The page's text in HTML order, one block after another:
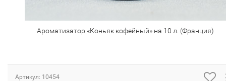
Ароматизатор «Коньяк кофейный» на 10 л. (Франция)
Артикул: 10454